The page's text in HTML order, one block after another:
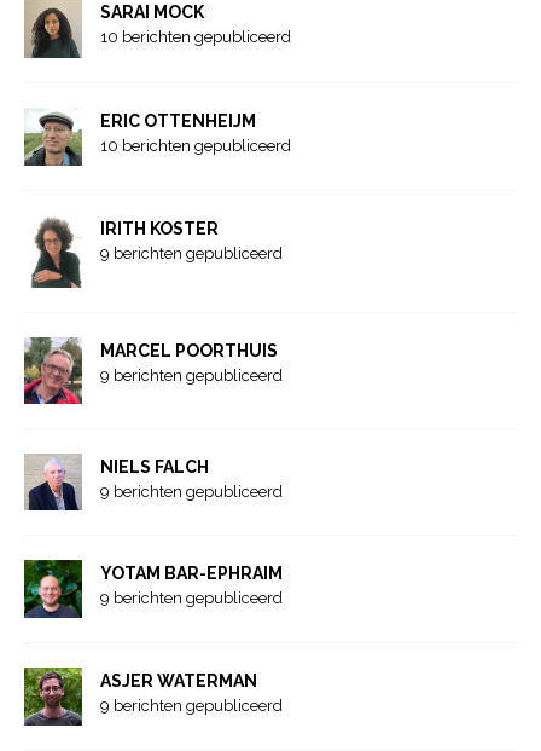
SARAI MOCK
10 berichten gepubliceerd
ERIC OTTENHEIJM
10 berichten gepubliceerd
IRITH KOSTER
9 berichten gepubliceerd
MARCEL POORTHUIS
9 berichten gepubliceerd
NIELS FALCH
9 berichten gepubliceerd
YOTAM BAR-EPHRAIM
9 berichten gepubliceerd
ASJER WATERMAN
9 berichten gepubliceerd